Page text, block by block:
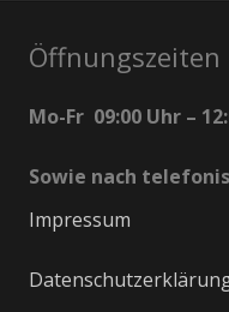
Öffnungszeiten
Mo-Fr 09:00 Uhr –
Sowie nach
Impressum